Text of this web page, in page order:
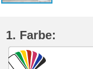
1. Farbe: